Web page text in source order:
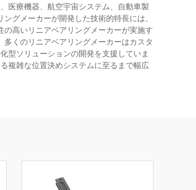
医療機器、航空宇宙システム、自動車製
グメーカーが開発した技術的特長には、
高いリニアベアリングメーカーが実施す
くのリニアベアリングメーカーはカスタ
型ソリューションの開発を支援していま
複雑な位置決めシステムに至るまで幅広